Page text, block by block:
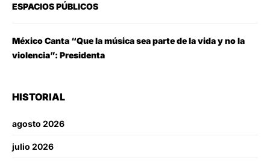
ESPACIOS PÚBLICOS
México Canta “Que la música sea parte de la vida y no la
violencia”: Presidenta
HISTORIAL
agosto 2026
julio 2026